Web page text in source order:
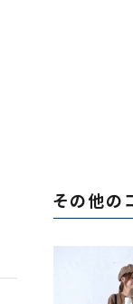
その他の